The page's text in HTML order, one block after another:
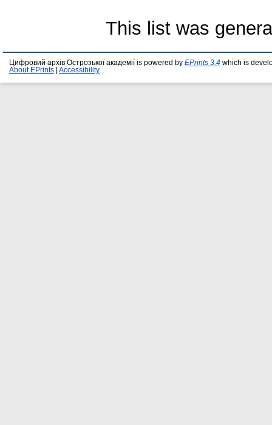
This list was
Цифровий архів Острозької академії is powered by EPrints 3.4 which is
About EPrints
Accessibility